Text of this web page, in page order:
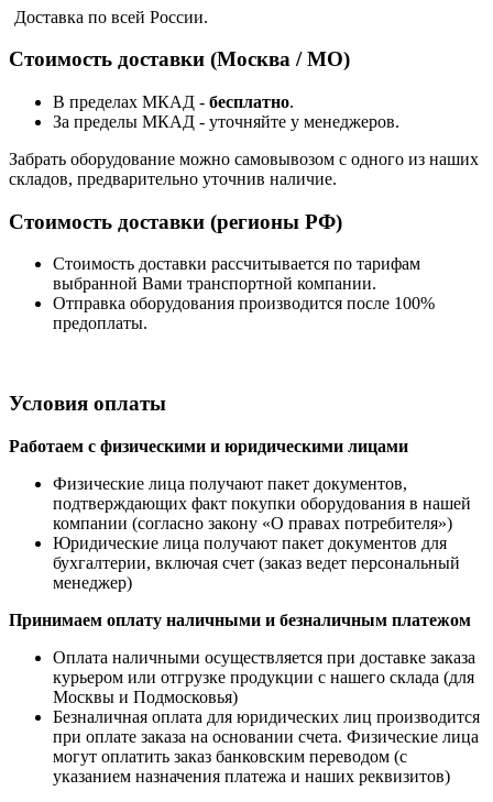
Доставка по всей России.
Стоимость доставки (Москва / МО)
В пределах МКАД - бесплатно.
За пределы МКАД - уточняйте у менеджеров.
Забрать оборудование можно самовывозом с одного из наших
складов, предварительно уточнив наличие.
Стоимость доставки (регионы РФ)
Стоимость доставки рассчитывается по тарифам
выбранной Вами транспортной компании.
Отправка оборудования производится после 100%
предоплаты.
Условия оплаты
Работаем с физическими и юридическими лицами
Физические лица получают пакет документов,
подтверждающих факт покупки оборудования в нашей
компании (согласно закону «О правах потребителя»)
Юридические лица получают пакет документов для
бухгалтерии, включая счет (заказ ведет персональный
менеджер)
Принимаем оплату наличными и безналичным платежом
Оплата наличными осуществляется при доставке заказа
курьером или отгрузке продукции с нашего склада (для
Москвы и Подмосковья)
Безналичная оплата для юридических лиц производится
при оплате заказа на основании счета. Физические лица
могут оплатить заказ банковским переводом (с
указанием назначения платежа и наших реквизитов)